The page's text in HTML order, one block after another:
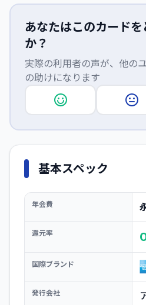
あなたはこのカード
か？
実際の利用者の声が、他の
の助けになります
基本スペック
年会費
還元率
国際ブランド
発行会社